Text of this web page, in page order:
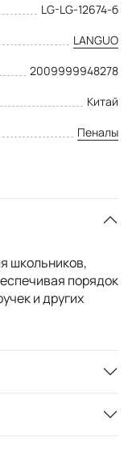
LG-LG-12674-б
LANGUO
2009999948278
Китай
Пеналы
школьников,
порядок
и других